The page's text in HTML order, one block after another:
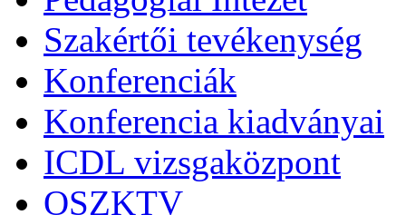
Szakértői tevékenység
Konferenciák
Konferencia kiadványai
ICDL vizsgaközpont
OSZKTV